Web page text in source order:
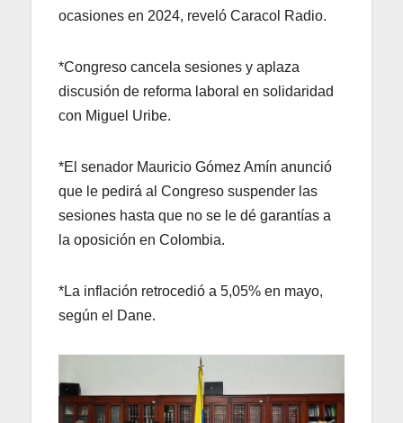
ocasiones en 2024, reveló Caracol Radio.
*Congreso cancela sesiones y aplaza
discusión de reforma laboral en solidaridad
con Miguel Uribe.
*El senador Mauricio Gómez Amín anunció
que le pedirá al Congreso suspender las
sesiones hasta que no se le dé garantías a
la oposición en Colombia.
*La inflación retrocedió a 5,05% en mayo,
según el Dane.